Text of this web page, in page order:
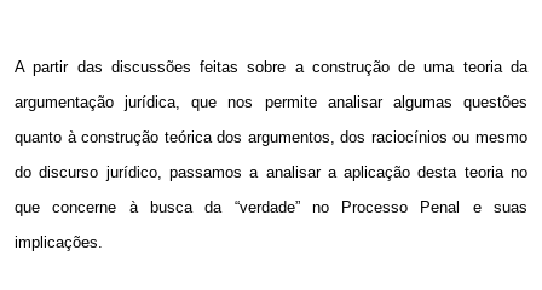
A partir das discussões feitas sobre a construção de uma teoria da
argumentação jurídica, que nos permite analisar algumas questões
quanto à construção teórica dos argumentos, dos raciocínios ou mesmo
do discurso jurídico, passamos a analisar a aplicação desta teoria no
que concerne à busca da “verdade” no Processo Penal e suas
implicações.